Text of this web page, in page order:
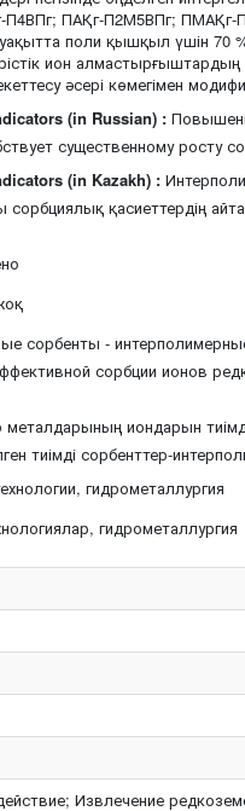
П4ВПг; ПАҚг-П2М5ВПг;
поли қышқыл үшін 70
ион
әсері көмегімен
(in Russian) :
существенному росту
(in Kazakh) :
қасиеттердің
сорбенты -
сорбции ионов
металдарының иондарын
тиімді сорбенттер-
гидрометаллургия
гидрометаллургия
Извлечение